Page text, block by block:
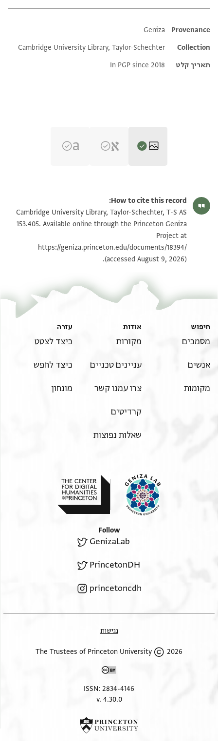
Additional metadata
Provenance
Geniza
Collection
Cambridge University Library, Taylor-Schechter
תאריך קלט
In PGP since 2018
T-S AS 153.405 1v הגדל וסובב
תנאי היתר שימוש בתצלום
How to cite this record:
Cambridge University Library, Taylor-Schechter, T-S AS
153.405. Available online through the Princeton Geniza
Project at
https://geniza.princeton.edu/documents/18394/
(accessed August 9, 2026).
חיפוש
מסמכים
אנשים
מקומות
אודות
מקורות
עניינים טכניים
צרו עמנו קשר
קרדיטים
שאלות נפוצות
עזרה
כיצד לצטט
כיצד לחפש
מונחון
Follow
GenizaLab
PrincetonDH
princetoncdh
נגישות
2026 The Trustees of Princeton University
ISSN: 2834-4146
v. 4.30.0